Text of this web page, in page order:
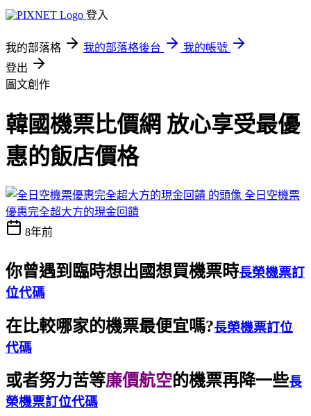
登入
我的部落格 我的部落格後台
我的帳號
登出
圖文創作
韓國機票比價網 放心享受最優
惠的飯店價格
全日空機票
優惠完全超大方的現金回饋
8年前
你曾遇到臨時想出國想買機票時長榮機票訂
位代碼
在比較哪家的機票最便宜嗎?長榮機票訂位
代碼
或者努力苦等廉價航空的機票再降一些長
榮機票訂位代碼